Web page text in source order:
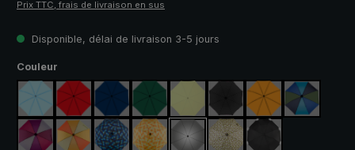
Prix TTC, frais de livraison en sus
Disponible, délai de livraison 3-5 jours
Sélectionnez
Couleur
bleu clairrouge bleu marinevert foncévert clair noir orange bleu / vert
violet / rouge / gris
orange / jaunebleu / vert à carreaux
jaune / orange à carreaux
argent, protection UV 50+
camouflagenoir, avec